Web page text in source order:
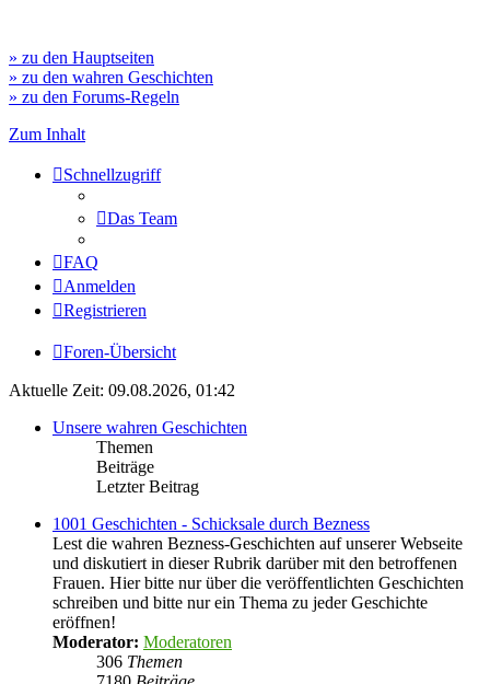
» zu den Hauptseiten
» zu den wahren Geschichten
» zu den Forums-Regeln
Zum Inhalt
Schnellzugriff
Das Team
FAQ
Anmelden
Registrieren
Foren-Übersicht
Aktuelle Zeit: 09.08.2026, 01:42
Unsere wahren Geschichten
Themen
Beiträge
Letzter Beitrag
1001 Geschichten - Schicksale durch Bezness
Lest die wahren Bezness-Geschichten auf unserer Webseite
und diskutiert in dieser Rubrik darüber mit den betroffenen
Frauen. Hier bitte nur über die veröffentlichten Geschichten
schreiben und bitte nur ein Thema zu jeder Geschichte
eröffnen!
Moderator: Moderatoren
306 Themen